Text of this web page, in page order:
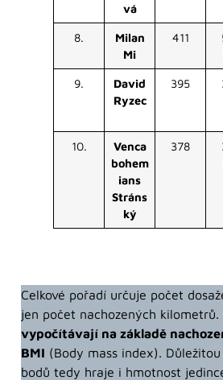
vá
8.
Milan
Mi
411
9.
David
Ryzec
395
10.
Venca
bohem
ians
Stráns
ký
378
Celkové pořadí určuje počet
jen počet nachozených kilometrů.
vypočítávají na základě
BMI (Body mass index).
bodů tedy hraje i hmotnost